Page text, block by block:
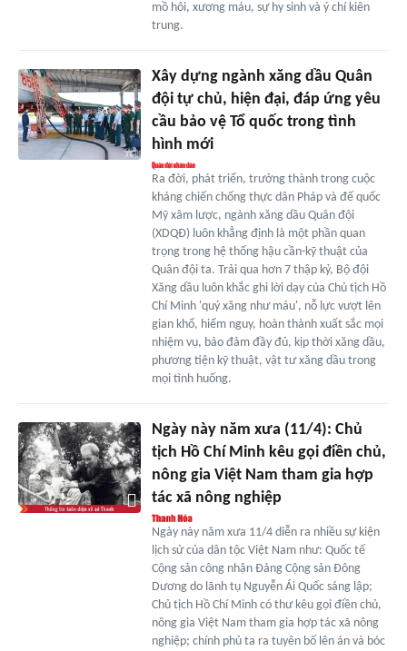
mồ hôi, xương máu, sự hy sinh và ý chí kiên
trung.
Xây dựng ngành xăng dầu Quân
đội tự chủ, hiện đại, đáp ứng yêu
cầu bảo vệ Tổ quốc trong tình
hình mới
Ra đời, phát triển, trưởng thành trong cuộc
kháng chiến chống thực dân Pháp và đế quốc
Mỹ xâm lược, ngành xăng dầu Quân đội
(XDQĐ) luôn khẳng định là một phần quan
trọng trong hệ thống hậu cần-kỹ thuật của
Quân đội ta. Trải qua hơn 7 thập kỷ, Bộ đội
Xăng dầu luôn khắc ghi lời dạy của Chủ tịch Hồ
Chí Minh 'quý xăng như máu', nỗ lực vượt lên
gian khổ, hiểm nguy, hoàn thành xuất sắc mọi
nhiệm vụ, bảo đảm đầy đủ, kịp thời xăng dầu,
phương tiện kỹ thuật, vật tư xăng dầu trong
mọi tình huống.
Ngày này năm xưa (11/4): Chủ
tịch Hồ Chí Minh kêu gọi điền chủ,
nông gia Việt Nam tham gia hợp
tác xã nông nghiệp
Ngày này năm xưa 11/4 diễn ra nhiều sự kiện
lịch sử của dân tộc Việt Nam như: Quốc tế
Cộng sản công nhận Đảng Cộng sản Đông
Dương do lãnh tụ Nguyễn Ái Quốc sáng lập;
Chủ tịch Hồ Chí Minh có thư kêu gọi điền chủ,
nông gia Việt Nam tham gia hợp tác xã nông
nghiệp; chính phủ ta ra tuyên bố lên án và bóc